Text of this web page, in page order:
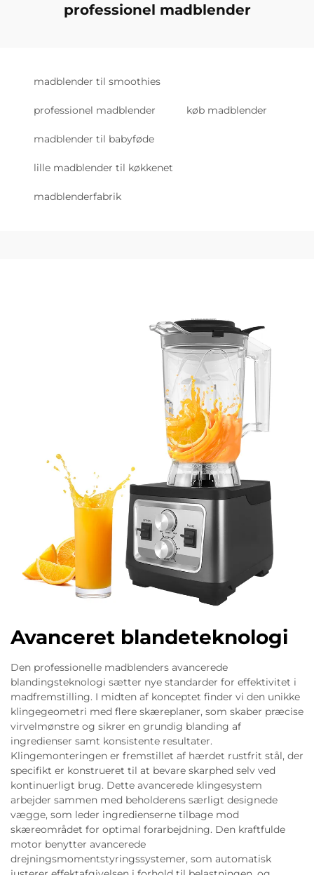
professionel madblender
madblender til smoothies
professionel madblender køb madblender
madblender til babyføde
lille madblender til køkkenet
madblenderfabrik
Avanceret blandeteknologi
Den professionelle madblenders avancerede
blandingsteknologi sætter nye standarder for effektivitet i
madfremstilling. I midten af konceptet finder vi den unikke
klingegeometri med flere skæreplaner, som skaber præcise
virvelmønstre og sikrer en grundig blanding af
ingredienser samt konsistente resultater.
Klingemonteringen er fremstillet af hærdet rustfrit stål, der
specifikt er konstrueret til at bevare skarphed selv ved
kontinuerligt brug. Dette avancerede klingesystem
arbejder sammen med beholderens særligt designede
vægge, som leder ingredienserne tilbage mod
skæreområdet for optimal forarbejdning. Den kraftfulde
motor benytter avancerede
drejningsmomentstyringssystemer, som automatisk